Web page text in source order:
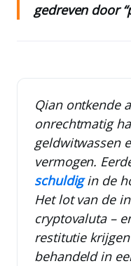
gedreven door
Qian ontkende
onrechtmatig
geldwitwassen
vermogen.
schuldigin de
Het lot van de
cryptovaluta –
restitutie
behandeld in